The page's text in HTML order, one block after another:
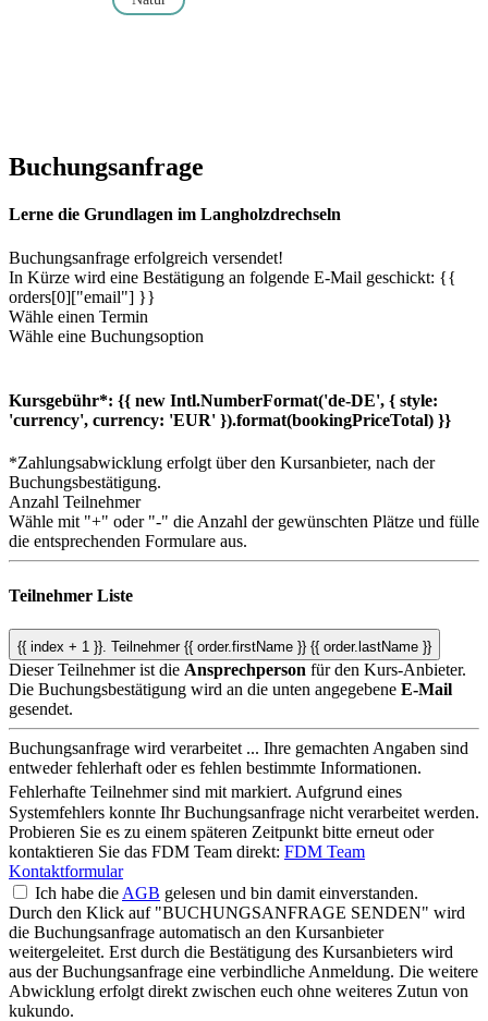
Buchungsanfrage
Lerne die Grundlagen im Langholzdrechseln
Buchungsanfrage erfolgreich versendet!
In Kürze wird eine Bestätigung an folgende E-Mail geschickt: {{
orders[0]["email"] }}
Wähle einen Termin
Wähle eine Buchungsoption
Kursgebühr*: {{ new Intl.NumberFormat('de-DE', { style:
'currency', currency: 'EUR' }).format(bookingPriceTotal) }}
*Zahlungsabwicklung erfolgt über den Kursanbieter, nach der
Buchungsbestätigung.
Anzahl Teilnehmer
Wähle mit "+" oder "-" die Anzahl der gewünschten Plätze und fülle
die entsprechenden Formulare aus.
Teilnehmer Liste
{{ index + 1 }}. Teilnehmer {{ order.firstName }} {{ order.lastName }}
Dieser Teilnehmer ist die Ansprechperson für den Kurs-Anbieter.
Die Buchungsbestätigung wird an die unten angegebene E-Mail
gesendet.
Buchungsanfrage wird verarbeitet ... Ihre gemachten Angaben sind
entweder fehlerhaft oder es fehlen bestimmte Informationen.
Fehlerhafte Teilnehmer sind mit markiert. Aufgrund eines
Systemfehlers konnte Ihr Buchungsanfrage nicht verarbeitet werden.
Probieren Sie es zu einem späteren Zeitpunkt bitte erneut oder
kontaktieren Sie das FDM Team direkt: FDM Team
Kontaktformular
Ich habe die AGB gelesen und bin damit einverstanden.
Durch den Klick auf "BUCHUNGSANFRAGE SENDEN" wird
die Buchungsanfrage automatisch an den Kursanbieter
weitergeleitet. Erst durch die Bestätigung des Kursanbieters wird
aus der Buchungsanfrage eine verbindliche Anmeldung. Die weitere
Abwicklung erfolgt direkt zwischen euch ohne weiteres Zutun von
kukundo.